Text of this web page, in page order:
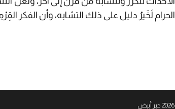
الحرام لَخَيرُ دليل على ذلك التشابه، وأن الفكر